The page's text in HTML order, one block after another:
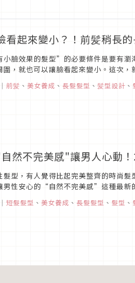
看起來變小？！前髪稍長
臉效果的髮型”的必要條件是要有瀏
圍，就也可以讓臉看起來變小。這次
｜ 前髪 、 美女養成 、 長髮髮型 、 髪型設計 、
然不完美感"讓男人心動
髮型，有人覺得比起完美整齊的時尚
男性安心的“自然不完美感”這種最新
｜ 短髮髮型 、 美女養成 、 長髮髮型 、 髮型 、